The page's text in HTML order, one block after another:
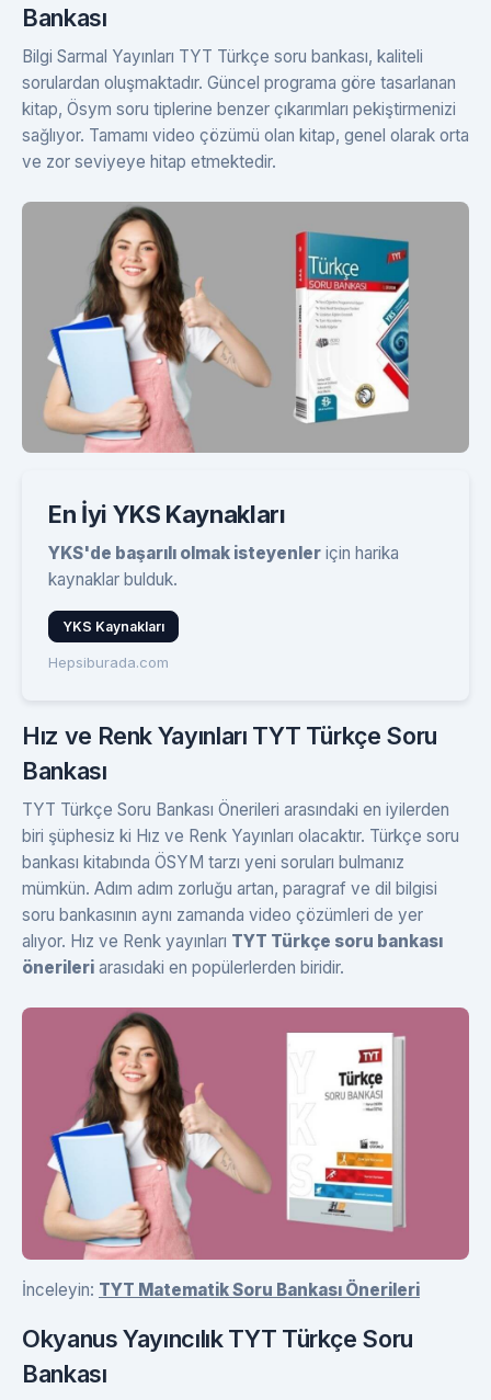
Bankası
Bilgi Sarmal Yayınları TYT Türkçe soru bankası, kaliteli
sorulardan oluşmaktadır. Güncel programa göre tasarlanan
kitap, Ösym soru tiplerine benzer çıkarımları pekiştirmenizi
sağlıyor. Tamamı video çözümü olan kitap, genel olarak orta
ve zor seviyeye hitap etmektedir.
En İyi YKS Kaynakları
YKS'de başarılı olmak isteyenler için harika
kaynaklar bulduk.
YKS Kaynakları
Hepsiburada.com
Hız ve Renk Yayınları TYT Türkçe Soru
Bankası
TYT Türkçe Soru Bankası Önerileri arasındaki en iyilerden
biri şüphesiz ki Hız ve Renk Yayınları olacaktır. Türkçe soru
bankası kitabında ÖSYM tarzı yeni soruları bulmanız
mümkün. Adım adım zorluğu artan, paragraf ve dil bilgisi
soru bankasının aynı zamanda video çözümleri de yer
alıyor. Hız ve Renk yayınları TYT Türkçe soru bankası
önerileri arasıdaki en popülerlerden biridir.
İnceleyin: TYT Matematik Soru Bankası Önerileri
Okyanus Yayıncılık TYT Türkçe Soru
Bankası